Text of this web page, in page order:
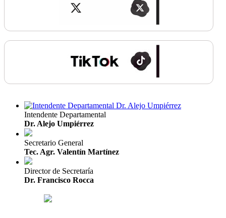
Intendente Departamental
Dr. Alejo Umpiérrez
Secretario General
Tec. Agr. Valentín Martínez
Director de Secretaría
Dr. Francisco Rocca